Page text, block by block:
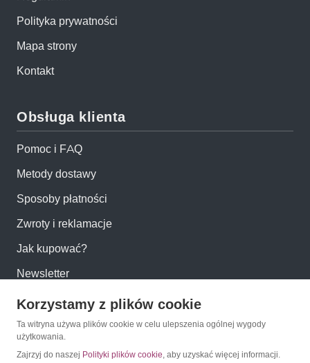
Polityka prywatności
Mapa strony
Kontakt
Obsługa klienta
Pomoc i FAQ
Metody dostawy
Sposoby płatności
Zwroty i reklamacje
Jak kupować?
Newsletter
Konto
Moje konto
Korzystamy z plików cookie
Ta witryna używa plików cookie w celu ulepszenia ogólnej wygody
użytkowania.
Zajrzyj do naszej Polityki plików cookie, aby uzyskać więcej informacji.